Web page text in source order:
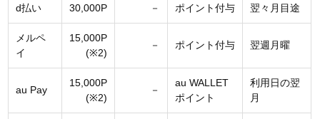
d払い 30,000P － ポイント付与 翌々月目途
メルペ
イ
15,000P
(※2)
－ ポイント付与 翌週月曜
au Pay
15,000P
(※2)
－
au WALLET
ポイント
利用日の翌
月